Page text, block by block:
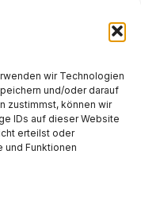
wir Technologien
und/oder darauf
zustimmst, können wir
IDs auf dieser Website
erteilst oder
und Funktionen